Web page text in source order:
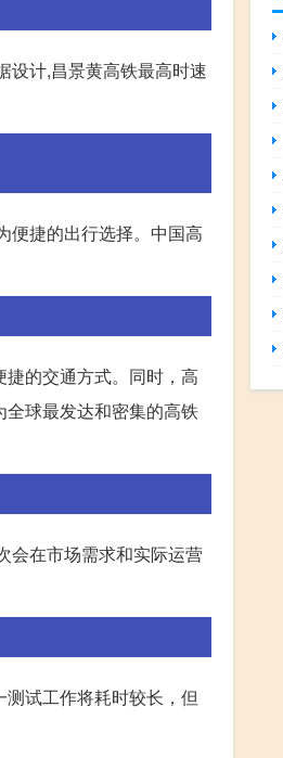
设计,昌景黄高铁最高时速
便捷的出行选择。中国高
的交通方式。同时，高
球最发达和密集的高铁
会在市场需求和实际运营
试工作将耗时较长，但